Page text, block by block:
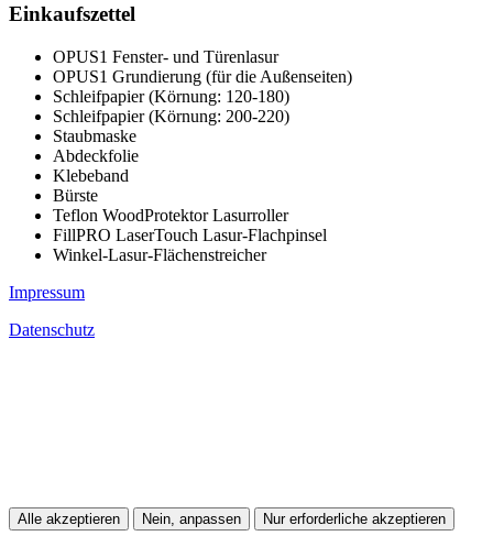
Einkaufszettel
OPUS1 Fenster- und Türenlasur
OPUS1 Grundierung (für die Außenseiten)
Schleifpapier (Körnung: 120-180)
Schleifpapier (Körnung: 200-220)
Staubmaske
Abdeckfolie
Klebeband
Bürste
Teflon WoodProtektor Lasurroller
FillPRO LaserTouch Lasur-Flachpinsel
Winkel-Lasur-Flächenstreicher
Impressum
Datenschutz
Alle akzeptieren Nein, anpassen Nur erforderliche akzeptieren